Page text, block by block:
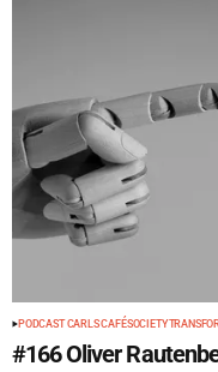
PODCAST CARLS CAFÉSOCIETY
#166 Oliver